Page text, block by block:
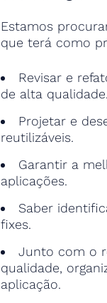
Estamos
que terá como
Revisar e
de alta qualidade.
Projetar e
reutilizáveis.
Garantir a
aplicações.
Saber
fixes.
Junto com o
qualidade,
aplicação.